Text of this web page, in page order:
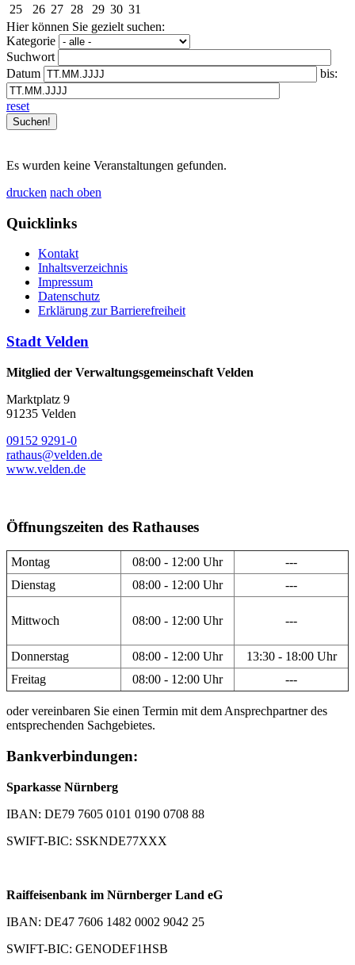
25
26 27 28 29 30 31
Hier können Sie gezielt suchen:
Kategorie
Suchwort
Datum
bis:
reset
Es wurden keine Veranstaltungen gefunden.
drucken nach oben
Quicklinks
Kontakt
Inhaltsverzeichnis
Impressum
Datenschutz
Erklärung zur Barrierefreiheit
Stadt Velden
Mitglied der Verwaltungsgemeinschaft Velden
Marktplatz 9
91235 Velden
09152 9291-0
rathaus@velden.de
www.velden.de
Öffnungszeiten des Rathauses
Montag 08:00 - 12:00 Uhr
---
Dienstag
08:00 - 12:00 Uhr ---
Mittwoch 08:00 - 12:00 Uhr ---
Donnerstag 08:00 - 12:00 Uhr
13:30 - 18:00 Uhr
Freitag
08:00 - 12:00 Uhr ---
oder vereinbaren Sie einen Termin mit dem Ansprechpartner des
entsprechenden Sachgebietes.
Bankverbindungen:
Sparkasse Nürnberg
IBAN: DE79 7605 0101 0190 0708 88
SWIFT-BIC: SSKNDE77XXX
Raiffeisenbank im Nürnberger Land eG
IBAN: DE47 7606 1482 0002 9042 25
SWIFT-BIC: GENODEF1HSB